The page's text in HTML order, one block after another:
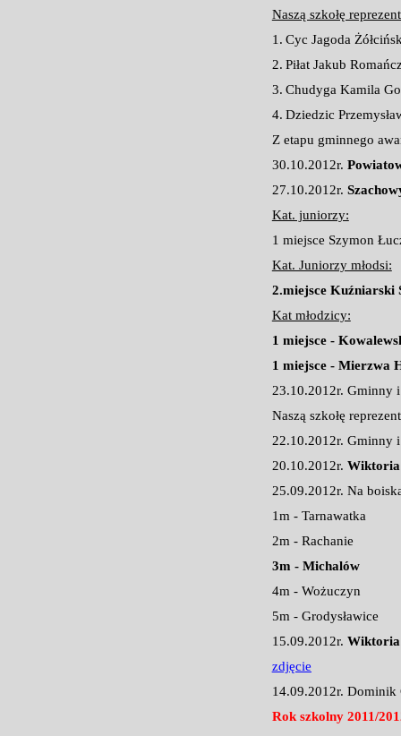
Naszą szkołę
1. Cyc Jagoda
2. Piłat Jakub
3. Chudyga Kamila
4. Dziedzic
Z etapu gminnego
30.10.2012r.
27.10.2012r.
Kat. juniorzy:
1 miejsce Szymon
Kat. Juniorzy młodsi:
2.miejsce Kuźniarski
Kat młodzicy:
1 miejsce -
1 miejsce - Mierzwa
23.10.2012r. Gminny
Naszą szkołę
22.10.2012r. Gminny
20.10.2012r. Wiktoria
25.09.2012r. Na
1m - Tarnawatka
2m - Rachanie
3m - Michalów
4m - Wożuczyn
5m - Grodysławice
15.09.2012r. Wiktoria
zdjęcie
14.09.2012r. Dominik
Rok szkolny 2011/